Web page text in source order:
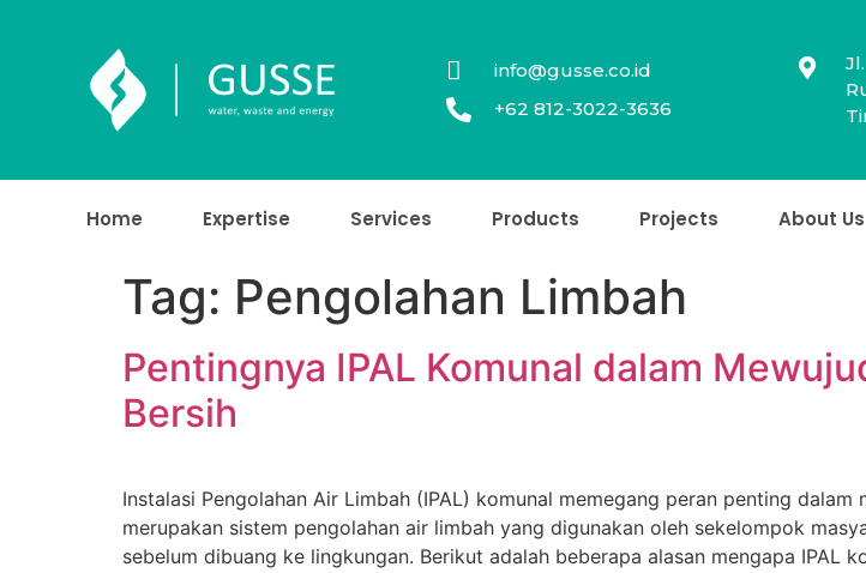
info@gusse.co.id
+62 812-3022-3636
Home Expertise Services Products Projects About Us
Tag: Pengolahan Limbah
Pentingnya IPAL Komunal dalam
Bersih
Instalasi Pengolahan Air Limbah (IPAL) komunal memegang peran penting
merupakan sistem pengolahan air limbah yang digunakan oleh sekelompok
sebelum dibuang ke lingkungan. Berikut adalah beberapa alasan mengapa IPAL